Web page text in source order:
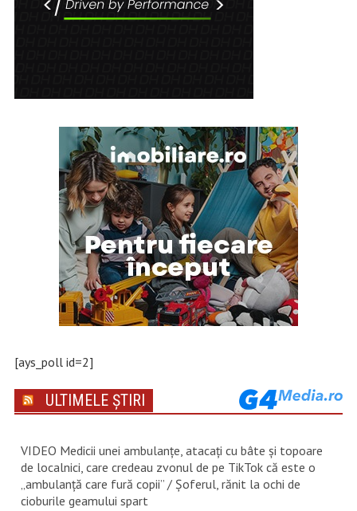
[ays_poll id=2]
ULTIMELE ȘTIRI
VIDEO Medicii unei ambulanțe, atacați cu bâte și topoare
de localnici, care credeau zvonul de pe TikTok că este o
„ambulanță care fură copii” / Șoferul, rănit la ochi de
cioburile geamului spart